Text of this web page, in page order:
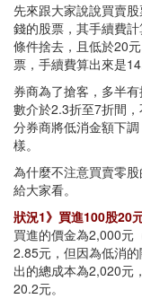
先來跟大家說說買賣
錢的股票，其手續費
條件捨去，且低於20
票，手續費算出來是
券商為了搶客，多半
數介於2.3折至7折間
分券商將低消金額下
樣。
為什麼不注意買賣零
給大家看。
狀況1》買進100股20
買進的價金為2,000元
2.85元，但因為低消
出的總成本為2,020元
20.2元。